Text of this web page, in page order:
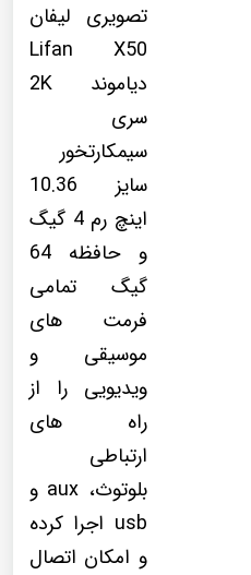
تصویری لیفان
Lifan X50
دیاموند 2K
سری
سیمکارتخور
سایز 10.36
اینچ رم 4 گیگ
و حافظه 64
گیگ تمامی
فرمت های
موسیقی و
ویدیویی را از
راه های
ارتباطی
بلوتوث، aux و
usb اجرا کرده
و امکان اتصال